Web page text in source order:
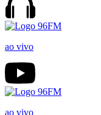
ao vivo
ao vivo